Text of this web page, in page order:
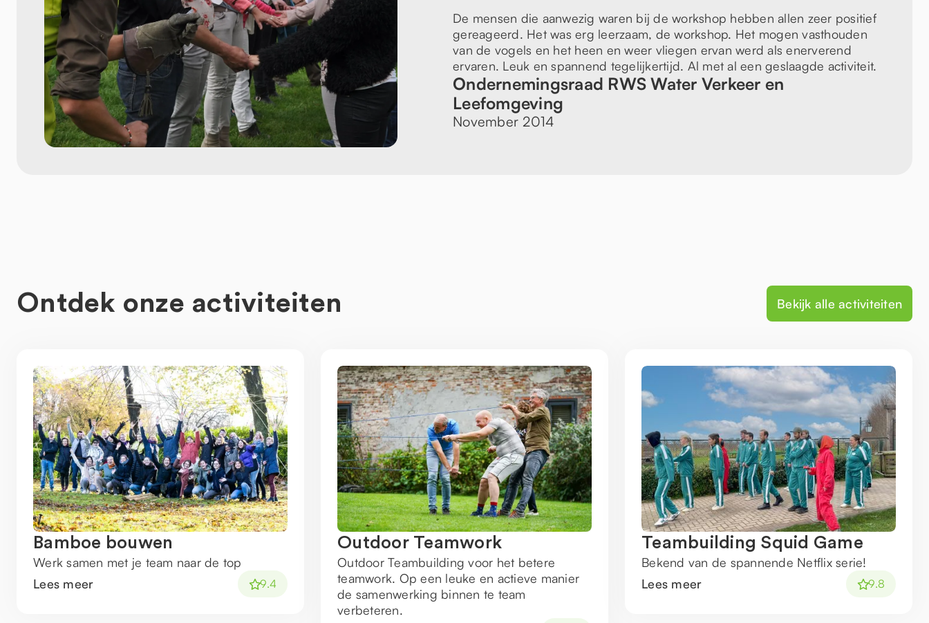
De mensen die aanwezig waren bij de workshop hebben allen zeer positief
gereageerd. Het was erg leerzaam, de workshop. Het mogen vasthouden
van de vogels en het heen en weer vliegen ervan werd als enerverend
ervaren. Leuk en spannend tegelijkertijd. Al met al een geslaagde activiteit.
Ondernemingsraad RWS Water Verkeer en
Leefomgeving
November 2014
Ontdek onze activiteiten Bekijk alle activiteiten
Bamboe bouwen
Werk samen met je team naar de top
Lees meer
9.4
Outdoor Teamwork
Outdoor Teambuilding voor het betere
teamwork. Op een leuke en actieve manier
de samenwerking binnen te team
verbeteren.
Teambuilding Squid Game
Bekend van de spannende Netflix serie!
Lees meer
9.8